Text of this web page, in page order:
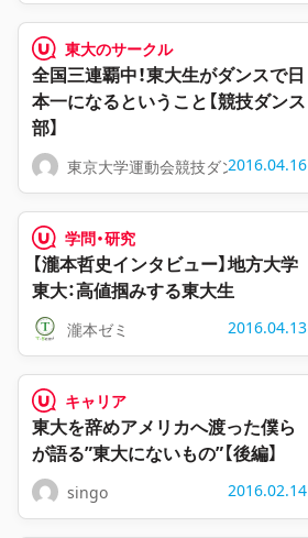
東大のサークル
全国三連覇中！東大生がダンスで日
本一になるということ【競技ダンス
部】
東京大学運動会競技ダンス部2016.04.16
学問・研究
【瀧本哲史インタビュー】地方大学
東大：高値掴みする東大生
瀧本ゼミ 2016.04.13
キャリア
東大を辞めアメリカへ渡った僕ら
が語る”東大にないもの”【後編】
singo 2016.02.14